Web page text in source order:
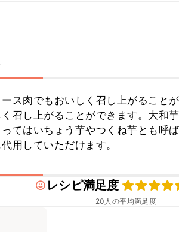
ス肉でもおいしく召し上がること
召し上がることができます。大和
てはいちょう芋やつくね芋とも呼
用していただけます。
レシピ満足度
20 人の平均満足度